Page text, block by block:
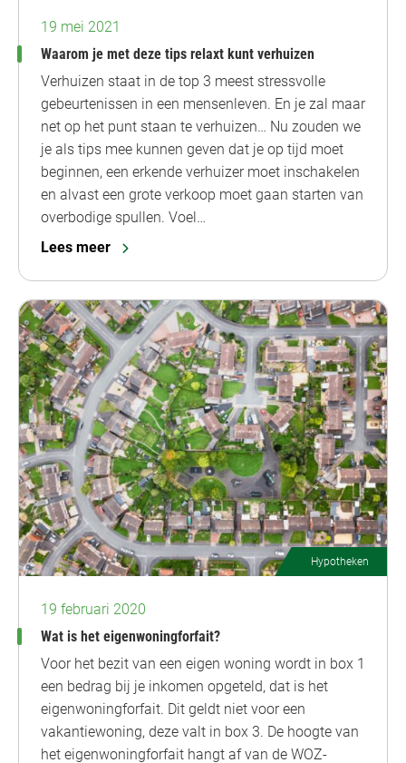
19 mei 2021
Waarom je met deze tips relaxt kunt verhuizen
Verhuizen staat in de top 3 meest stressvolle
gebeurtenissen in een mensenleven. En je zal maar
net op het punt staan te verhuizen… Nu zouden we
je als tips mee kunnen geven dat je op tijd moet
beginnen, een erkende verhuizer moet inschakelen
en alvast een grote verkoop moet gaan starten van
overbodige spullen. Voel…
Lees meer
Hypotheken
19 februari 2020
Wat is het eigenwoningforfait?
Voor het bezit van een eigen woning wordt in box 1
een bedrag bij je inkomen opgeteld, dat is het
eigenwoningforfait. Dit geldt niet voor een
vakantiewoning, deze valt in box 3. De hoogte van
het eigenwoningforfait hangt af van de WOZ-